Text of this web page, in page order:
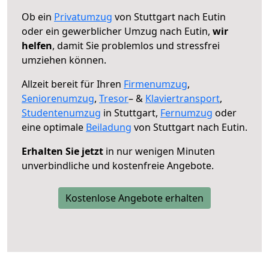
Ob ein Privatumzug von Stuttgart nach Eutin
oder ein gewerblicher Umzug nach Eutin, wir
helfen, damit Sie problemlos und stressfrei
umziehen können.
Allzeit bereit für Ihren Firmenumzug,
Seniorenumzug, Tresor– & Klaviertransport,
Studentenumzug in Stuttgart, Fernumzug oder
eine optimale Beiladung von Stuttgart nach Eutin.
Erhalten Sie jetzt in nur wenigen Minuten
unverbindliche und kostenfreie Angebote.
Kostenlose Angebote erhalten